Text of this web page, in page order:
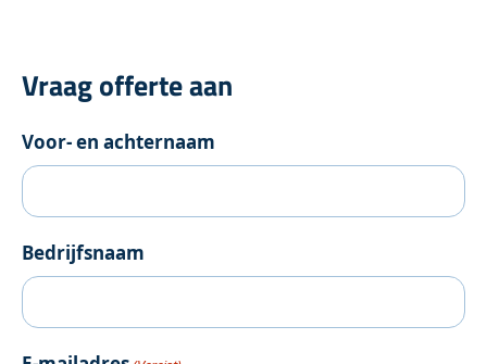
Vraag offerte aan
Voor- en achternaam
Bedrijfsnaam